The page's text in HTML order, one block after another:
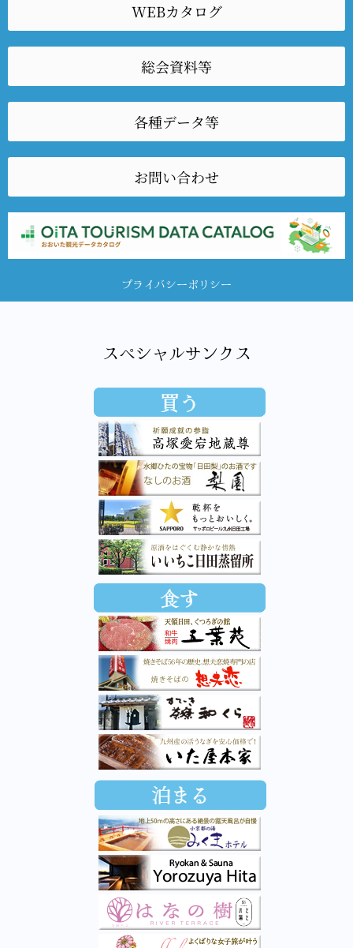
WEBカタログ
総会資料等
各種データ等
お問い合わせ
プライバシーポリシー
スペシャルサンクス